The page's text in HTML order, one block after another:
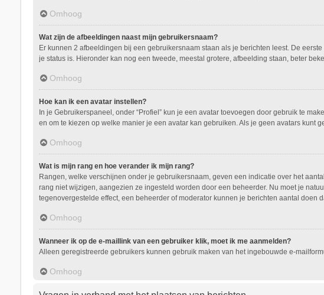
Omhoog
Wat zijn de afbeeldingen naast mijn gebruikersnaam?
Er kunnen 2 afbeeldingen bij een gebruikersnaam staan als je berichten leest. De
je status is. Hieronder kan nog een tweede, meestal grotere, afbeelding staan, beter
Omhoog
Hoe kan ik een avatar instellen?
In je Gebruikerspaneel, onder “Profiel” kun je een avatar toevoegen door gebruik te
en om te kiezen op welke manier je een avatar kan gebruiken. Als je geen avatars kunt
Omhoog
Wat is mijn rang en hoe verander ik mijn rang?
Rangen, welke verschijnen onder je gebruikersnaam, geven een indicatie over het
rang niet wijzigen, aangezien ze ingesteld worden door een beheerder. Nu moet je
tegenovergestelde effect, een beheerder of moderator kunnen je berichten aantal doen
Omhoog
Wanneer ik op de e-maillink van een gebruiker klik, moet ik me aanmelden?
Alleen geregistreerde gebruikers kunnen gebruik maken van het ingebouwde e-
Omhoog